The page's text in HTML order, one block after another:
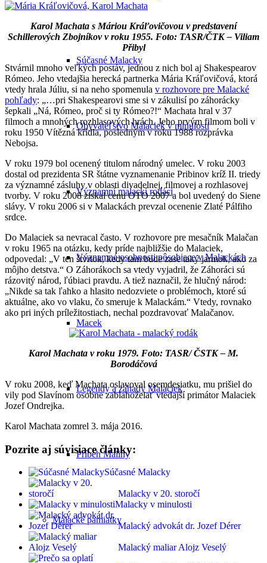
Súčasné Malacky
Obyvateľstvo Malaciek v minulosti
Významní malackí rodáci
Významné osobnosti pôsobiace v Malackách
Macek
Legendy a záhady Malaciek
Príbeh Maliny
Malacké pamiatky
Karol Machata s Máriou Kráľovičovou v predstavení
Schillerových Zbojníkov v roku 1955. Foto: TASR/ČTK – Viliam
Přibyl
Stvárnil mnoho veľkých postáv, jednou z nich bol aj Shakespearov
Rómeo. Jeho vtedajšia herecká partnerka Mária Kráľovičová, ktorá
vtedy hrala Júliu, si na neho spomenula v rozhovore pre Malacké
pohľady: „…pri Shakespearovi sme si v zákulisí po záhorácky
šepkali „Ná, Rómeo, proč si ty Rómeo?!“ Machata hral v 37
filmoch a mnohých rozhlasových hrách. Jeho prvým filmom boli v
roku 1950 Vítězná křídla, posledným v roku 1988 rozprávka
Nebojsa.
V roku 1979 bol ocenený titulom národný umelec. V roku 2003
dostal od prezidenta SR štátne vyznamenanie Pribinov kríž II. triedy
za významné zásluhy v oblasti divadelnej, filmovej a rozhlasovej
tvorby. V roku 2008 získal cenu OTO 2007 a bol uvedený do Siene
slávy. V roku 2006 si v Malackách prevzal ocenenie Zlaté Pálfiho
srdce.
Do Malaciek sa nevracal často. V rozhovore pre mesačník Malačan
v roku 1965 na otázku, kedy príde najbližšie do Malaciek,
odpovedal: „V ten štvrtok, kedy tam bude zase taký jarmok, ako za
môjho detstva.“ O Záhorákoch sa vtedy vyjadril, že Záhoráci sú
rázovitý národ, ľúbiaci pravdu. A tiež naznačil, že hlučný národ:
„Nikde sa tak ľahko a hlasito nedozviete o problémoch, ktoré sú
aktuálne, ako vo vlaku, čo smeruje k Malackám.“ Vtedy, rovnako
ako pri iných príležitostiach, nechal pozdravovať Malačanov.
Karol Machata v roku 1979. Foto: TASR/ ČSTK – M.
Borodáčová
V roku 2008, keď Machata oslavoval osemdesiatku, mu prišiel do
vily pod Slavínom osobne zablahoželať vtedajší primátor Malaciek
Jozef Ondrejka.
Karol Machata zomrel 3. mája 2016.
Pozrite aj súvisiace články:
Súčasné Malacky
Malacky v 20. storočí
Malacky v minulosti
Malacký advokát dr. Jozef Dérer
Malacký maliar Alojz Veselý